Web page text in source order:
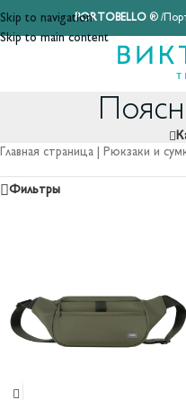
Skip to navigation
Skip to main content
PORTOBELLO® /
Главная страница
Рюкзаки и
Фильтры